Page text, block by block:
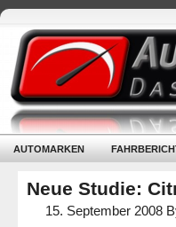
AUTOMARKEN
Neue Studie:
15. September 2008